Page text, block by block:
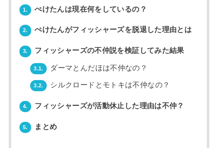
1. ぺけたんは現在何をしているの？
2. ぺけたんがフィッシャーズを脱退した理由とは
3. フィッシャーズの不仲説を検証してみた結果
3.1. ダーマとんだほは不仲なの？
3.2. シルクロードとモトキは不仲なの？
4. フィッシャーズが活動休止した理由は不仲？
5. まとめ